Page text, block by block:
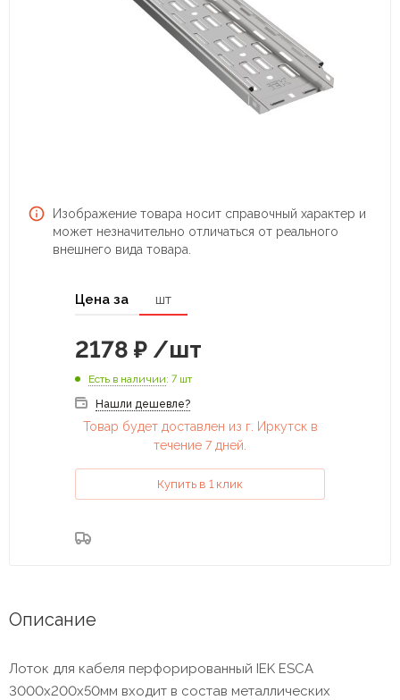
Изображение товара носит справочный характер и
может незначительно отличаться от реального
внешнего вида товара.
Цена за шт
2178 ₽ /шт
Есть в наличии: 7 шт
Нашли дешевле?
Товар будет доставлен из г. Иркутск в
течение 7 дней.
Купить в 1 клик
Описание
Лоток для кабеля перфорированный IEK ESCA
3000х200х50мм входит в состав металлических